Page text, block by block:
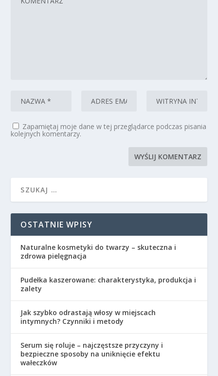
Zapamiętaj moje dane w tej przeglądarce podczas pisania
kolejnych komentarzy.
OSTATNIE WPISY
Naturalne kosmetyki do twarzy – skuteczna i
zdrowa pielęgnacja
Pudełka kaszerowane: charakterystyka, produkcja i
zalety
Jak szybko odrastają włosy w miejscach
intymnych? Czynniki i metody
Serum się roluje – najczęstsze przyczyny i
bezpieczne sposoby na uniknięcie efektu
wałeczków